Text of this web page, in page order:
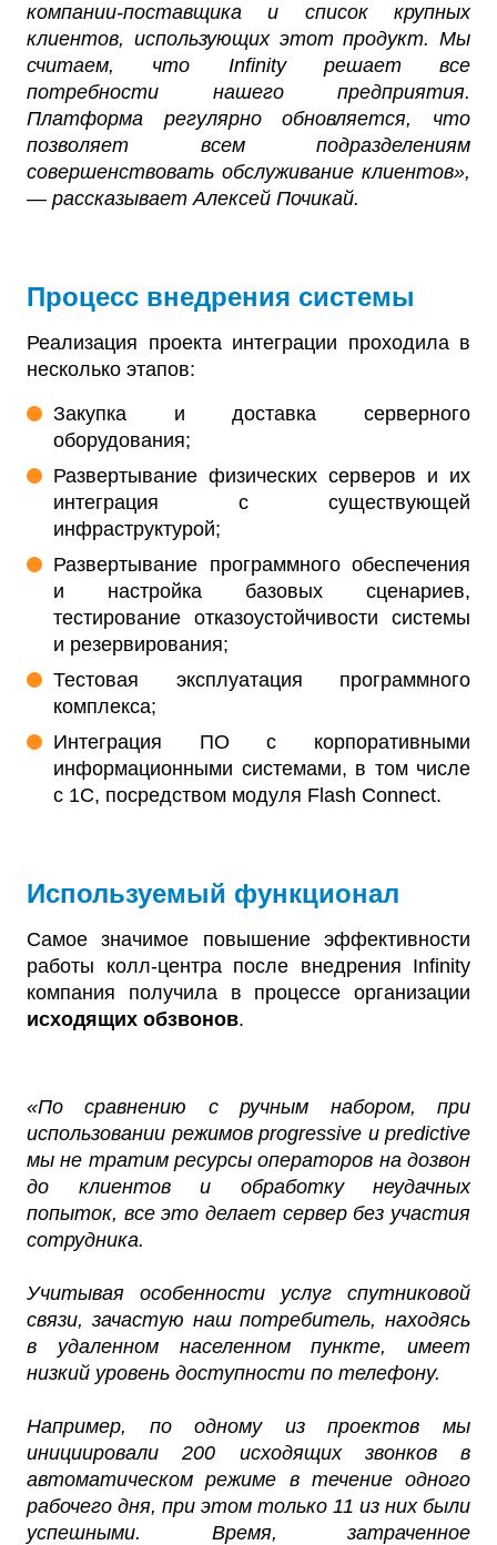
компании-поставщика и список крупных
клиентов, использующих этот продукт. Мы
считаем, что Infinity решает все
потребности нашего предприятия.
Платформа регулярно обновляется, что
позволяет всем подразделениям
совершенствовать обслуживание клиентов»,
— рассказывает Алексей Почикай.
Процесс внедрения системы
Реализация проекта интеграции проходила в
несколько этапов:
Закупка и доставка серверного
оборудования;
Развертывание физических серверов и их
интеграция с существующей
инфраструктурой;
Развертывание программного обеспечения
и настройка базовых сценариев,
тестирование отказоустойчивости системы
и резервирования;
Тестовая эксплуатация программного
комплекса;
Интеграция ПО с корпоративными
информационными системами, в том числе
с 1С, посредством модуля Flash Connect.
Используемый функционал
Самое значимое повышение эффективности
работы колл-центра после внедрения Infinity
компания получила в процессе организации
исходящих обзвонов.
«По сравнению с ручным набором, при
использовании режимов progressive и predictive
мы не тратим ресурсы операторов на дозвон
до клиентов и обработку неудачных
попыток, все это делает сервер без участия
сотрудника.
Учитывая особенности услуг спутниковой
связи, зачастую наш потребитель, находясь
в удаленном населенном пункте, имеет
низкий уровень доступности по телефону.
Например, по одному из проектов мы
инициировали 200 исходящих звонков в
автоматическом режиме в течение одного
рабочего дня, при этом только 11 из них были
успешными. Время, затраченное